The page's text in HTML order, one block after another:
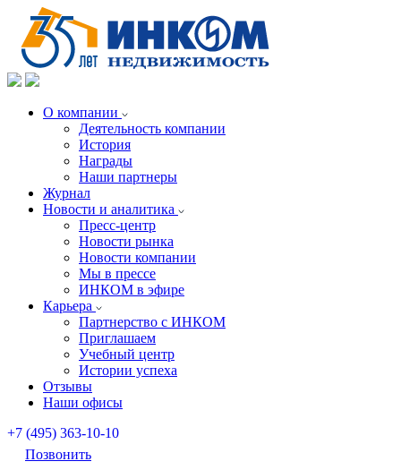
О компании
Деятельность компании
История
Награды
Наши партнеры
Журнал
Новости и аналитика
Пресс-центр
Новости рынка
Новости компании
Мы в прессе
ИНКОМ в эфире
Карьера
Партнерство с ИНКОМ
Приглашаем
Учебный центр
Истории успеха
Отзывы
Наши офисы
+7 (495) 363-10-10
Позвонить